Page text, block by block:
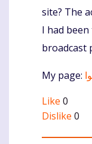
site? The
I had
broadcast
My page:
Like 0
Dislike 0